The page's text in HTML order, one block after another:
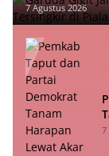
7 Agustus 2026
7